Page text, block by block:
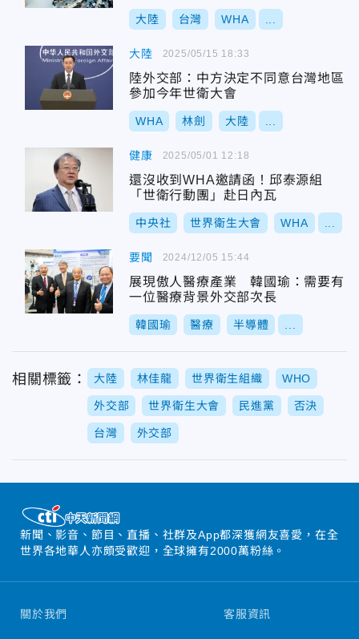
大陸 台灣 WHA
大陸
陸外交部：中方決定不同意台灣地區
參加今年世衛大會
WHA 林劍 大陸
2025/05/15 18:33
健康
還沒收到WHA邀請函！邱泰源組
「世衛行動團」赴日內瓦
中央社 世界衛生大會 WHA
2025/05/01 12:18
要聞
展現傲人醫療產業 韓國瑜：需要有
一位醫療背景外交部次長
韓國瑜 醫療 半導體
2024/12/05 15:44
相關標籤： 大陸 林佳龍 世界衛生組織 WHO
外交部 世界衛生大會 民進黨 否決
台灣 外交部
新聞、影音、節目、直播、社群及App都深獲網友喜愛，在全
世界各地華人亦頗受歡迎，全球擁有2000萬粉絲。
關於我們 客服資訊